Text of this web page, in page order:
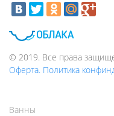
© 2019. Все права
Оферта. Политика
Ванны